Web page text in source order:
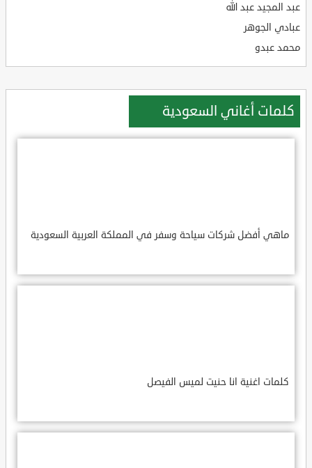
عبد المجيد عبد الله
عبادي الجوهر
محمد عبدو
كلمات أغاني السعودية
ماهي أفضل شركات سياحة وسفر في المملكة العربية السعودية
كلمات اغنية انا حنيت لميس الفيصل